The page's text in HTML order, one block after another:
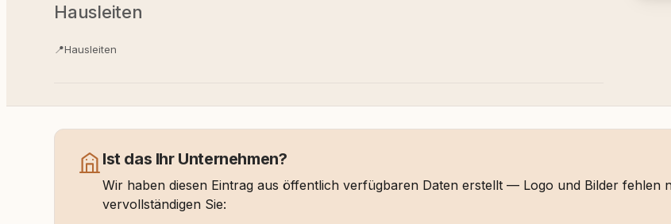
Hausleiten
📍Hausleiten
Ist das Ihr Unternehmen?
Wir haben diesen Eintrag aus öffentlich verfügbaren Daten erstellt — Logo und Bilder fehlen
vervollständigen Sie: